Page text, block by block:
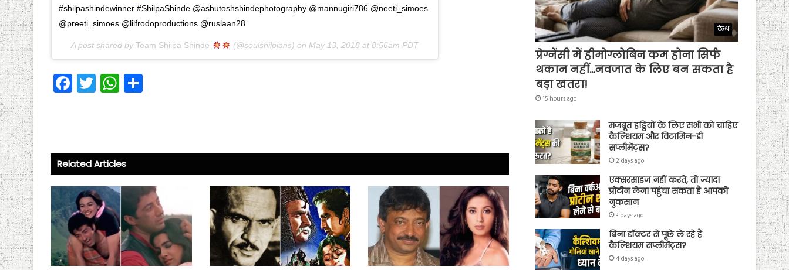
#shilpashindewinner #ShilpaShinde @ashutoshshindephotography @mannugiri786 @neeti_simoes
@preeti_simoes @lilfrodoproductions @ruslaan28
A post shared byTeam Shilpa Shinde (@soulshilpians) on May 13, 2018 at 8:56am PDT
Fa
ce
ok
T
wi
W
ha
p
p
Related Articles
हेल्थ
प्रेग्नेंसी में हीमोग्लोबिन कम होना सिर्फ
थकान नहीं…नवजात के लिए बन सकता है
बड़ा खतरा!
15 hours ago
मजबूत हड्डियों के लिए सभी को चाहिए
कैल्शियम और विटामिन-डी
सप्लीमेंट्स?
2 days ago
एक्सरसाइज नहीं करते, तो ज्यादा
प्रोटीन लेना पहुंचा सकता है आपको
नुकसान
3 days ago
बिना डॉक्टर से पूछे ले रहे हैं
कैल्शियम सप्लीमेंट्स?
4 days ago